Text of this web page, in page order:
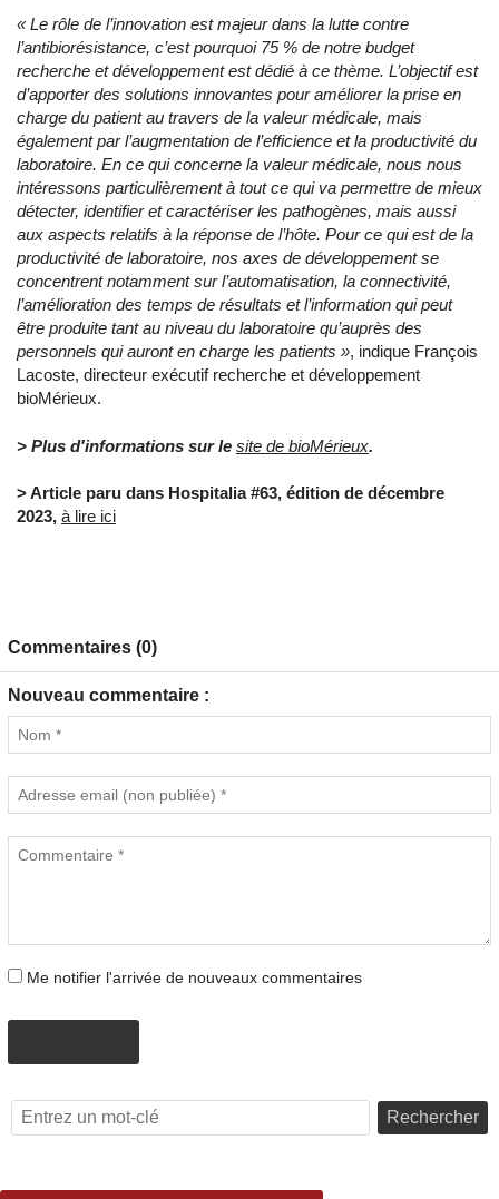
« Le rôle de l’innovation est majeur dans la lutte contre
l’antibiorésistance, c’est pourquoi 75 % de notre budget
recherche et développement est dédié à ce thème. L’objectif est
d’apporter des solutions innovantes pour améliorer la prise en
charge du patient au travers de la valeur médicale, mais
également par l’augmentation de l’efficience et la productivité du
laboratoire. En ce qui concerne la valeur médicale, nous nous
intéressons particulièrement à tout ce qui va permettre de mieux
détecter, identifier et caractériser les pathogènes, mais aussi
aux aspects relatifs à la réponse de l’hôte. Pour ce qui est de la
productivité de laboratoire, nos axes de développement se
concentrent notamment sur l’automatisation, la connectivité,
l’amélioration des temps de résultats et l’information qui peut
être produite tant au niveau du laboratoire qu’auprès des
personnels qui auront en charge les patients », indique François
Lacoste, directeur exécutif recherche et développement
bioMérieux.
> Plus d'informations sur le site de bioMérieux.
> Article paru dans Hospitalia #63, édition de décembre
2023, à lire ici
Commentaires (0)
Nouveau commentaire :
Me notifier l'arrivée de nouveaux commentaires
Rechercher